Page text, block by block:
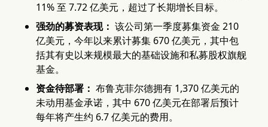
11% 至 7.72 亿美元，超过了长期增长目标。
强劲的募资表现： 该公司第一季度募集资金 210
亿美元，今年以来累计募集 670 亿美元，其中包
括其有史以来规模最大的基础设施和私募股权旗舰
基金。
资金待部署： 布鲁克菲尔德拥有 1,370 亿美元的
未动用基金承诺，其中 670 亿美元在部署后预计
每年将产生约 6.7 亿美元的费用。